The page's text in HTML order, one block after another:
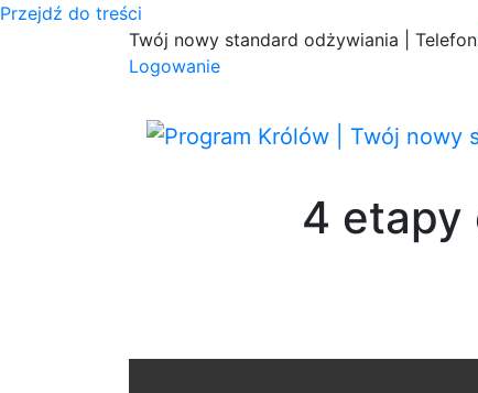
Przejdź do treści
Twój nowy standard odżywiania |
Logowanie
4 etapy